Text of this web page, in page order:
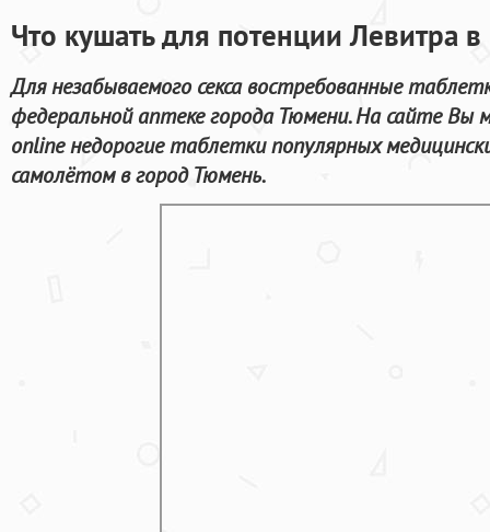
Что кушать для потенции Левитра
Для незабываемого секса востребованные
федеральной аптеке города Тюмени. На сайте Вы
online недорогие таблетки популярных
самолётом в город Тюмень.